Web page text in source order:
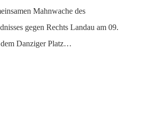
Mahnwache des
gegen Rechts Landau am 09.
Danziger Platz…